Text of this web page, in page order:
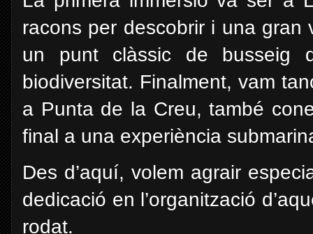
racons per descobrir i una
un punt clàssic de busseig
biodiversitat. Finalment, vam
a Punta de la Creu, també
final a una experiència
Des d’aquí, volem agrair
dedicació en l’organització
rodat.